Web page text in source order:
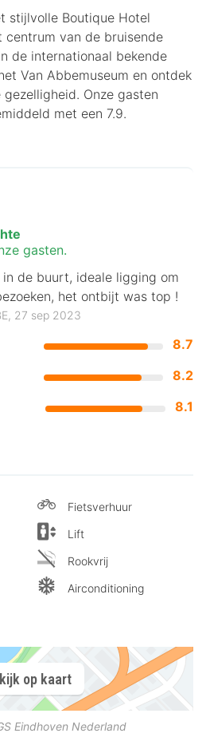
stijlvolle Boutique Hotel
centrum van de bruisende
de internationaal bekende
Van Abbemuseum en ontdek
gezelligheid. Onze gasten
met een 7.9.
8.7
8.2
8.1
gasten.
de buurt, ideale ligging om
het ontbijt was top !
27 sep 2023
Fietsverhuur
Lift
Rookvrij
Airconditioning
op kaart
Eindhoven Nederland